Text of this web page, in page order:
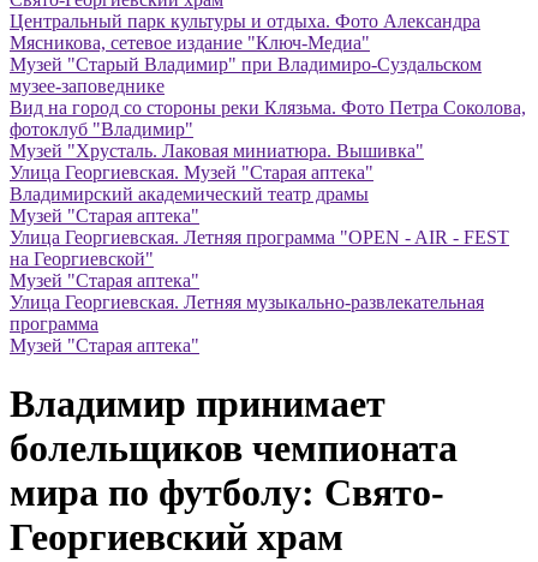
Центральный парк культуры и отдыха. Фото Александра
Мясникова, сетевое издание "Ключ-Медиа"
Музей "Старый Владимир" при Владимиро-Суздальском
музее-заповеднике
Вид на город со стороны реки Клязьма. Фото Петра Соколова,
фотоклуб "Владимир"
Музей "Хрусталь. Лаковая миниатюра. Вышивка"
Улица Георгиевская. Музей "Старая аптека"
Владимирский академический театр драмы
Музей "Старая аптека"
Улица Георгиевская. Летняя программа "OPEN - AIR - FEST
на Георгиевской"
Музей "Старая аптека"
Улица Георгиевская. Летняя музыкально-развлекательная
программа
Музей "Старая аптека"
Владимир принимает
болельщиков чемпионата
мира по футболу: Свято-
Георгиевский храм